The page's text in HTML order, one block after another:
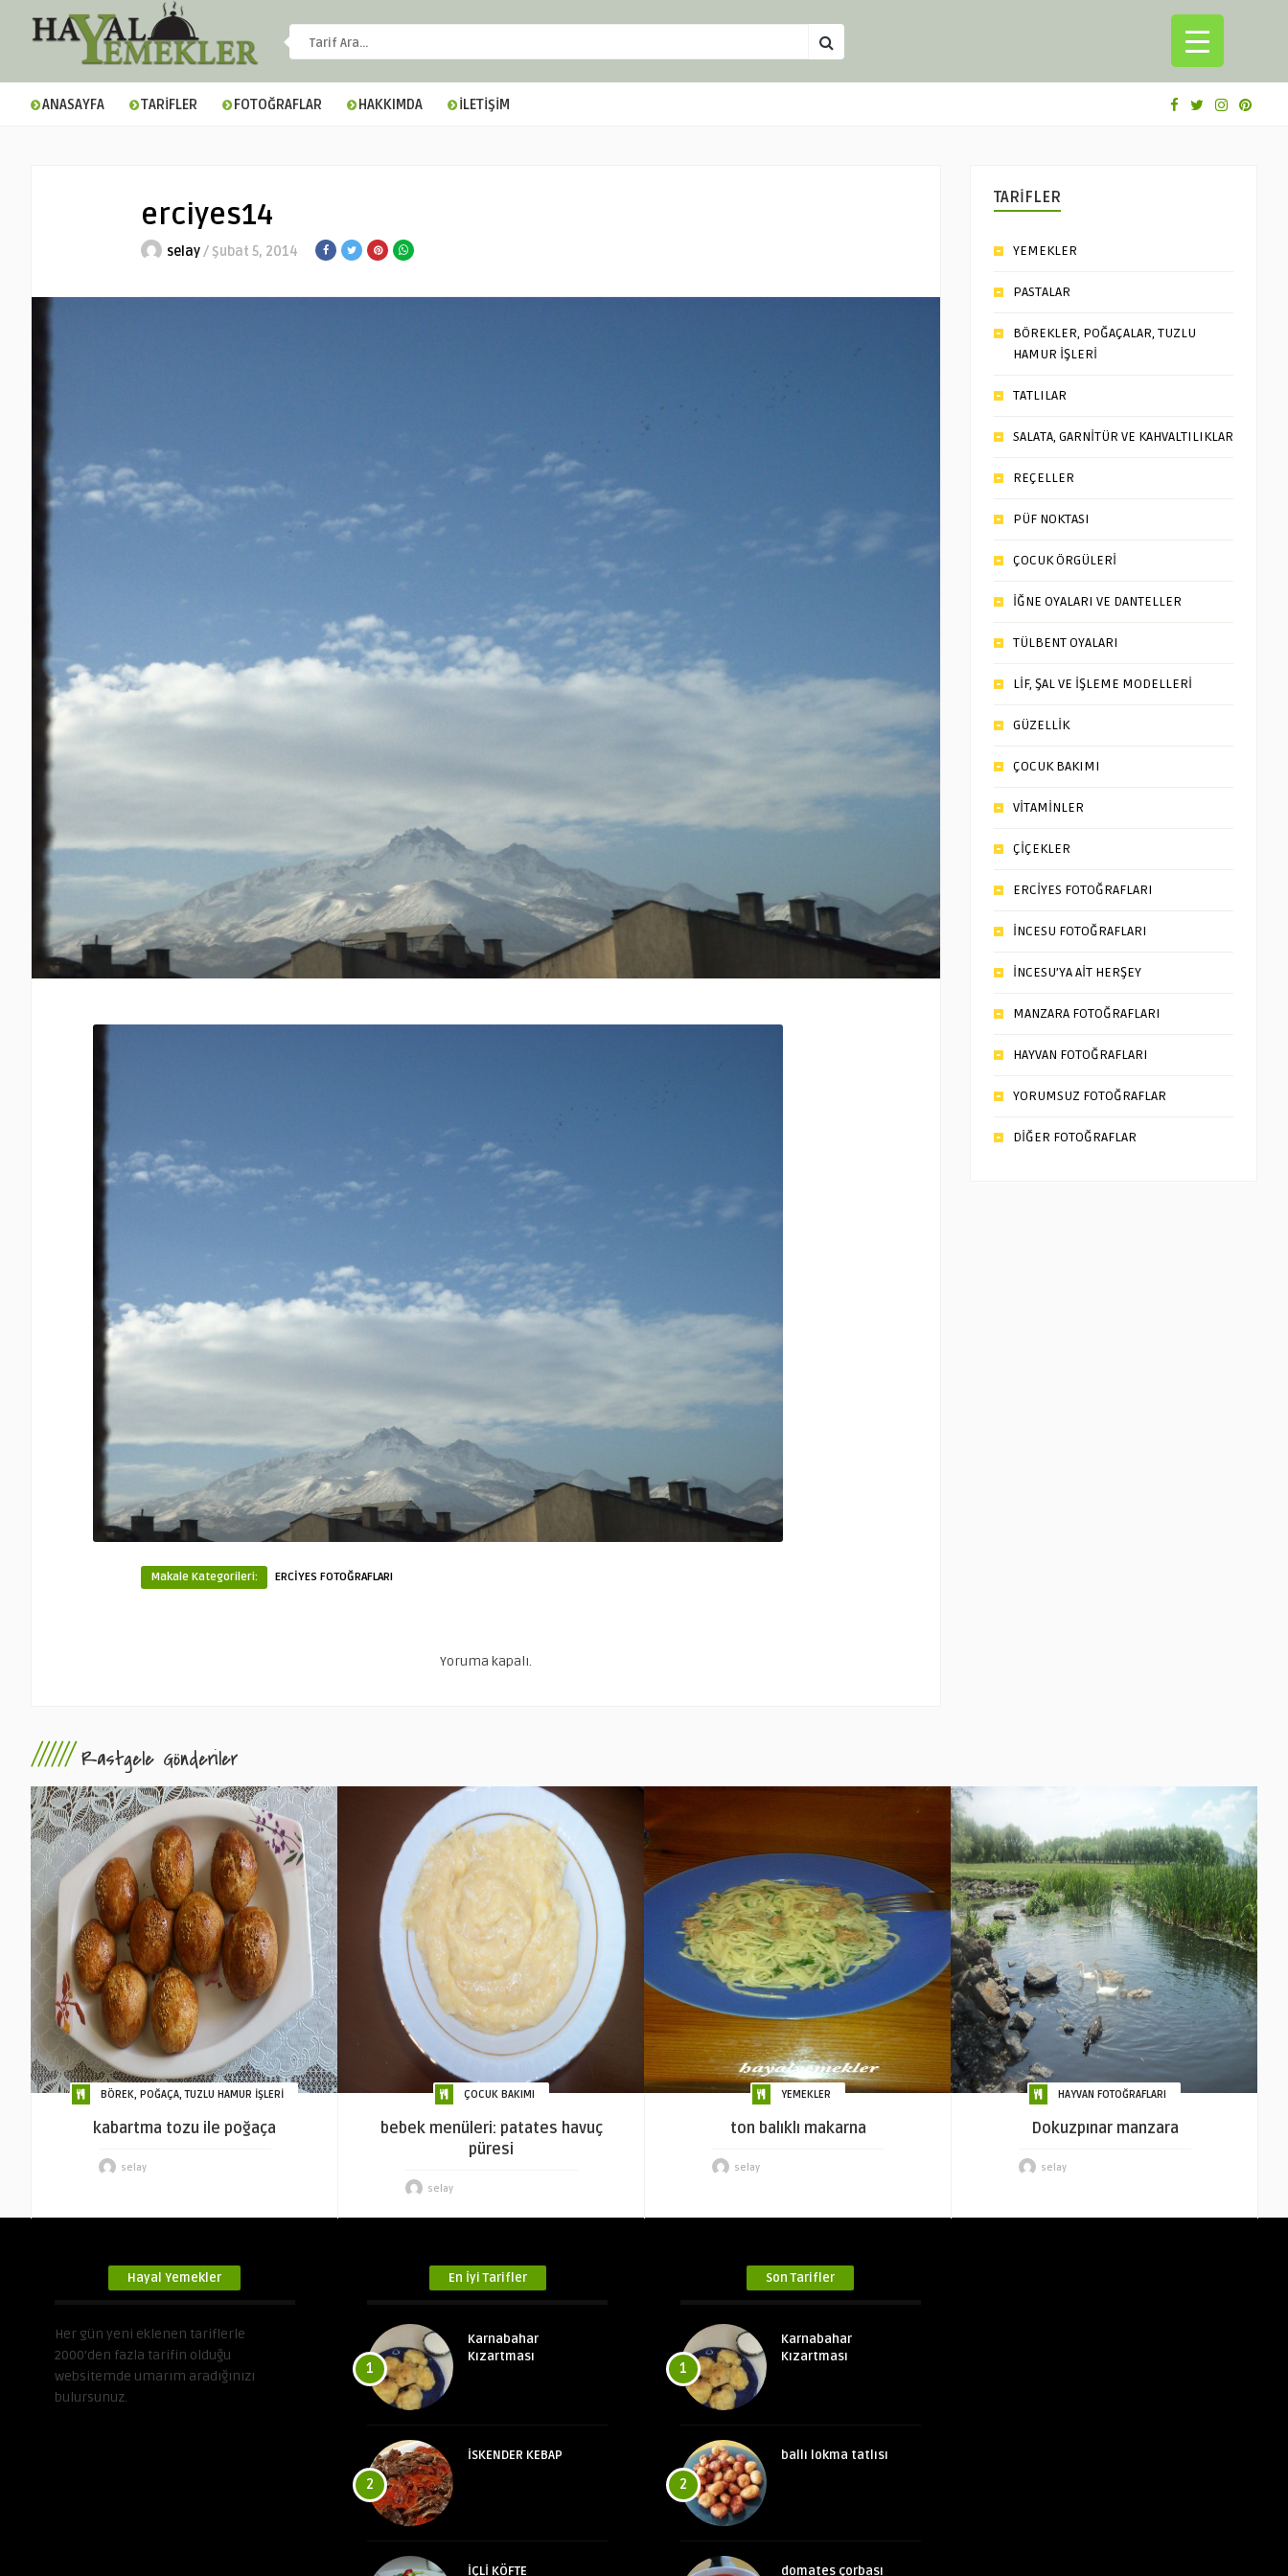
▼
ANASAYFA TARİFLER FOTOĞRAFLAR HAKKIMDA İLETİŞİM
erciyes14
selay/ Şubat 5, 2014
Makale Kategorileri: ERCİYES FOTOĞRAFLARI
Yoruma kapalı.
TARİFLER
YEMEKLER
PASTALAR
BÖREKLER, POĞAÇALAR, TUZLU
HAMUR İŞLERİ
TATLILAR
SALATA, GARNİTÜR VE KAHVALTILIKLAR
REÇELLER
PÜF NOKTASI
ÇOCUK ÖRGÜLERİ
İĞNE OYALARI VE DANTELLER
TÜLBENT OYALARI
LİF, ŞAL VE İŞLEME MODELLERİ
GÜZELLİK
ÇOCUK BAKIMI
VİTAMİNLER
ÇİÇEKLER
ERCİYES FOTOĞRAFLARI
İNCESU FOTOĞRAFLARI
İNCESU’YA AİT HERŞEY
MANZARA FOTOĞRAFLARI
HAYVAN FOTOĞRAFLARI
YORUMSUZ FOTOĞRAFLAR
DİĞER FOTOĞRAFLAR
////// Rastgele Gönderiler
BÖREK, POĞAÇA, TUZLU HAMUR İŞLERİ
kabartma tozu ile poğaça
selay
ÇOCUK BAKIMI
bebek menüleri: patates havuç
püresi
selay
YEMEKLER
ton balıklı makarna
selay
HAYVAN FOTOĞRAFLARI
Dokuzpınar manzara
selay
Hayal Yemekler
Her gün yeni eklenen tariflerle
2000’den fazla tarifin olduğu
websitemde umarım aradığınızı
bulursunuz.
En İyi Tarifler
1
Karnabahar
Kızartması
2
İSKENDER KEBAP
İÇLİ KÖFTE
Son Tarifler
1
Karnabahar
Kızartması
2
ballı lokma tatlısı
domates çorbası